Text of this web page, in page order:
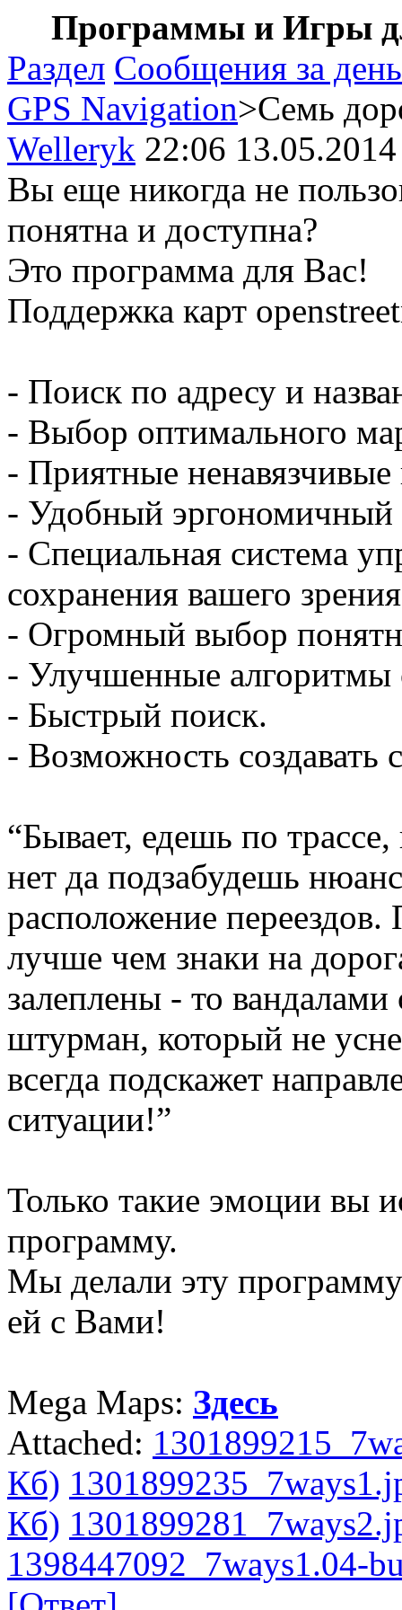
Программы и Игры
Раздел Сообщения за день
GPS Navigation>Семь
Welleryk 22:06 13.05.2014
Вы еще никогда не
понятна и доступна?
Это программа для Вас!
Поддержка карт
- Поиск по адресу и
- Выбор оптимального
- Приятные ненавязчивые
- Удобный
- Специальная система
сохранения вашего
- Огромный выбор
- Улучшенные алгоритмы
- Быстрый поиск.
- Возможность создавать
“Бывает, едешь по
нет да подзабудешь
расположение
лучше чем знаки на
залеплены - то
штурман, который не
всегда подскажет
ситуации!”
Только такие эмоции вы
программу.
Мы делали эту
ей с Вами!
Mega Maps: Здесь
Attached:
Кб)
Кб)
1398447092_7ways1.04-